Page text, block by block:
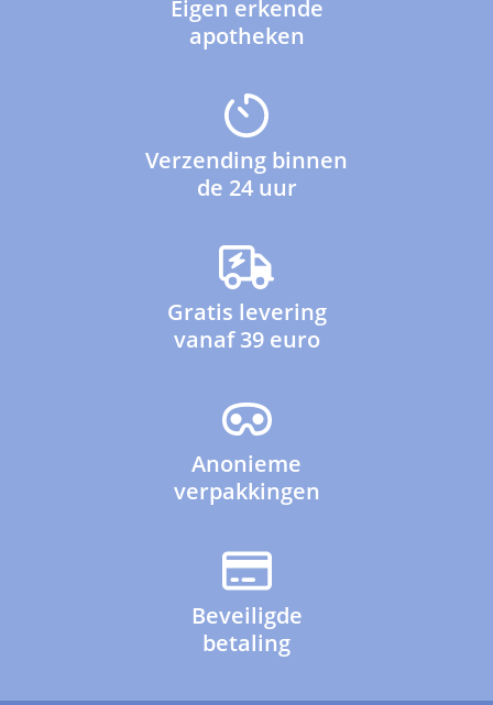
Eigen erkende
apotheken
Verzending binnen
de 24 uur
Gratis levering
vanaf 39 euro
Anonieme
verpakkingen
Beveiligde
betaling